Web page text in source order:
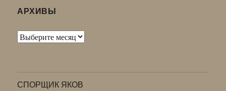
АРХИВЫ
Архивы
СПОРЩИК ЯКОВ